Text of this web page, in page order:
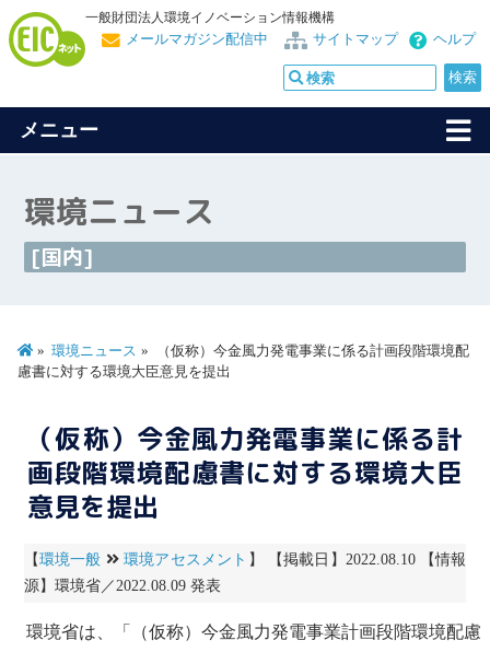
一般財団法人環境イノベーション情報機構
ヘルプ
サイトマップ
メールマガジン配信中
メニュー
環境ニュース
[国内]
環境ニュース
（仮称）今金風力発電事業に係る計画段階環境配
慮書に対する環境大臣意見を提出
（仮称）今金風力発電事業に係る計
画段階環境配慮書に対する環境大臣
意見を提出
【環境一般 環境アセスメント 】 【掲載日】2022.08.10 【情報
源】環境省／2022.08.09 発表
環境省は、「（仮称）今金風力発電事業計画段階環境配慮